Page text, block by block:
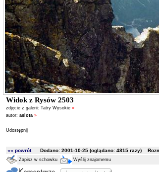
Widok z Rysów 2503
zdjęcie z galerii: Tatry Wysokie »
autor: aslota »
Udostępnij
«« powrótDodano: 2001-10-25 (oglądano: 4815razy)
Zapisz w schowku Wyślij znajomemu